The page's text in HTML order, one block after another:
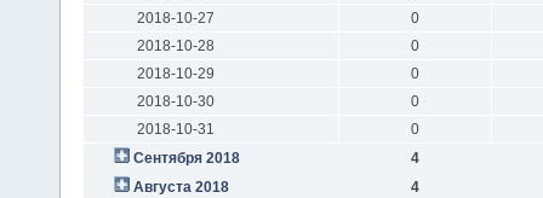
2018-10-27
0
2018-10-28
0
2018-10-29
0
2018-10-30
0
2018-10-31
0
Сентября 2018
4
Августа 2018
4